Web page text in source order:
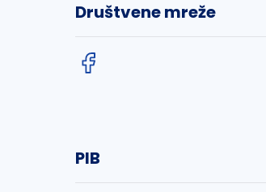
Društvene mreže
PIB